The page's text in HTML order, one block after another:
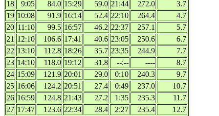
18
9:05 84.0 15:29 59.0 21:44 272.0
3.7
19 10:08 91.9 16:14 52.4 22:10 264.4
4.7
20 11:10 99.5 16:57 46.2 22:37 257.1
5.7
21 12:10 106.6 17:41 40.6 23:05 250.6
6.7
22 13:10 112.8 18:26 35.7 23:35 244.9
7.7
23 14:10 118.0 19:12 31.8 --:-- ----
8.7
24 15:09 121.9 20:01 29.0 0:10 240.3
9.7
25 16:06 124.2 20:51 27.4 0:49 237.0
10.7
26 16:59 124.8 21:43 27.2 1:35 235.3
11.7
27 17:47 123.6 22:34 28.4 2:27 235.4
12.7